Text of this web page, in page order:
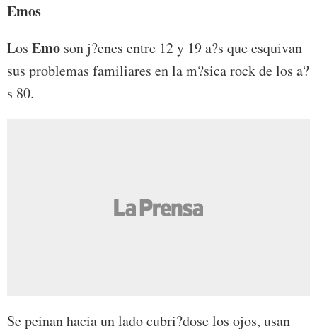
Emos
Los Emo son j?enes entre 12 y 19 a?s que esquivan
sus problemas familiares en la m?sica rock de los a?
s 80.
Se peinan hacia un lado cubri?dose los ojos, usan